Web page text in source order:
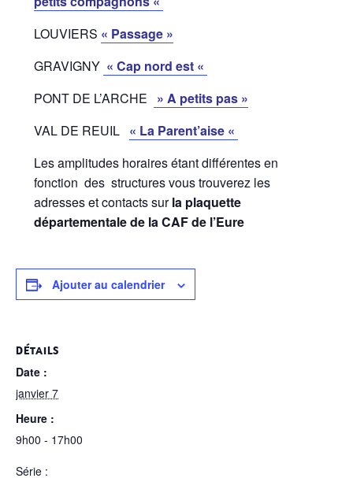
LOUVIERS « Passage »
GRAVIGNY « Cap nord est «
PONT DE L’ARCHE
» A petits pas »
VAL DE REUIL « La Parent’aise «
Les amplitudes horaires étant différentes en
fonction des structures vous trouverez les
adresses et contacts surla plaquette
départementale de la CAF de l’Eure
Ajouter au calendrier
DÉTAILS
Date :
janvier 7
Heure :
9h00 - 17h00
Série :